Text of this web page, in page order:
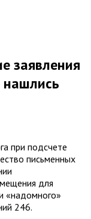
заявления
нашлись
при подсчете
письменных
для
«надомного»
246.